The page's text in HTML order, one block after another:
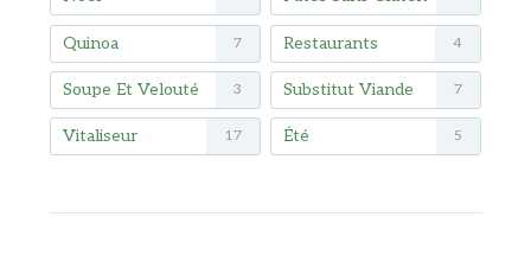
Quinoa 7 Restaurants 4
Soupe Et Velouté 3 Substitut Viande 7
Vitaliseur 17 Été 5